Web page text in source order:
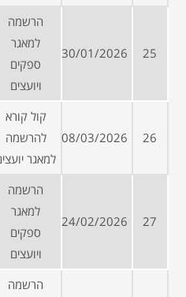
25
30/01/2026
הרשמה
למאגר
ספקים
ויועצים
26
08/03/2026
קול קורא
להרשמה
למאגר
27
24/02/2026
הרשמה
למאגר
ספקים
ויועצים
הרשמה